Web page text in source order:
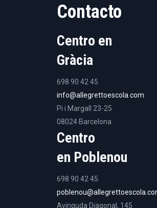
Contacto
Centro en
Gràcia
698 90 42 45
info@allegrettoescola.com
Pi i Margall 23-25
08024 Barcelona
Centro
en Poblenou
698 90 42 45
Avinguda Diagonal, 145